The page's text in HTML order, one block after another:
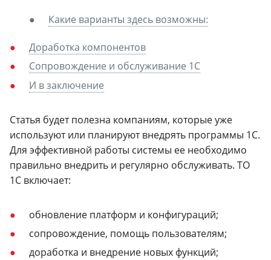
Какие варианты здесь возможны:
Доработка компонентов
Сопровождение и обслуживание 1С
И в заключение
Статья будет полезна компаниям, которые уже
используют или планируют внедрять программы 1С.
Для эффективной работы системы ее необходимо
правильно внедрить и регулярно обслуживать. ТО
1С включает:
обновление платформ и конфигураций;
сопровождение, помощь пользователям;
доработка и внедрение новых функций;